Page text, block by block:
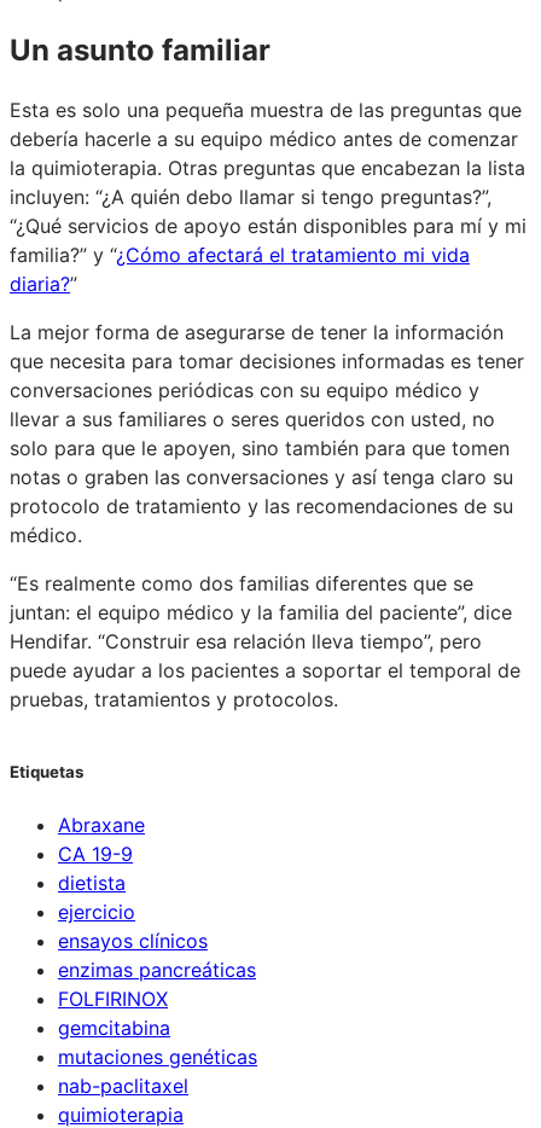
Un asunto familiar
Esta es solo una pequeña muestra de las preguntas que
debería hacerle a su equipo médico antes de comenzar
la quimioterapia. Otras preguntas que encabezan la lista
incluyen: “¿A quién debo llamar si tengo preguntas?”,
“¿Qué servicios de apoyo están disponibles para mí y mi
familia?” y “¿Cómo afectará el tratamiento mi vida
diaria?”
La mejor forma de asegurarse de tener la información
que necesita para tomar decisiones informadas es tener
conversaciones periódicas con su equipo médico y
llevar a sus familiares o seres queridos con usted, no
solo para que le apoyen, sino también para que tomen
notas o graben las conversaciones y así tenga claro su
protocolo de tratamiento y las recomendaciones de su
médico.
“Es realmente como dos familias diferentes que se
juntan: el equipo médico y la familia del paciente”, dice
Hendifar. “Construir esa relación lleva tiempo”, pero
puede ayudar a los pacientes a soportar el temporal de
pruebas, tratamientos y protocolos.
Etiquetas
Abraxane
CA 19-9
dietista
ejercicio
ensayos clínicos
enzimas pancreáticas
FOLFIRINOX
gemcitabina
mutaciones genéticas
nab-paclitaxel
quimioterapia